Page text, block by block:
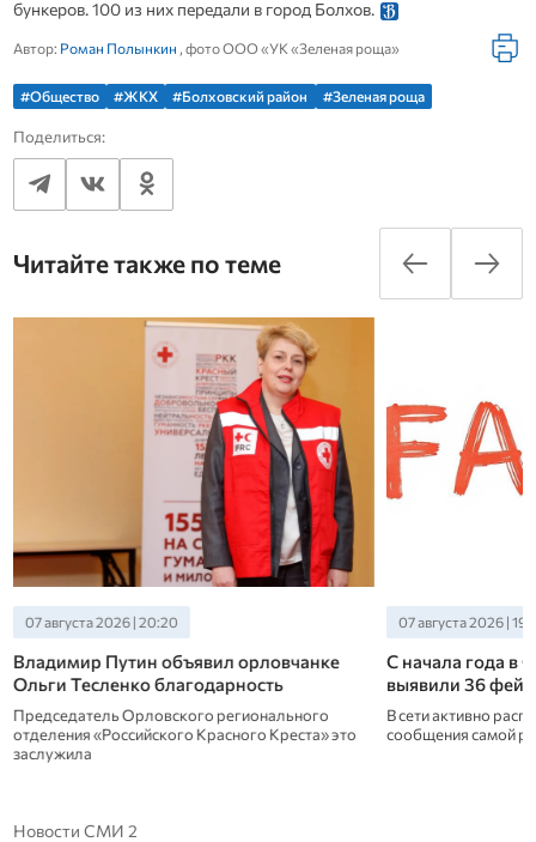
бункеров. 100 из них передали в город Болхов.
Автор: Роман Полынкин , фото ООО «УК «Зеленая роща»
#Общество #ЖКХ #Болховский район #Зеленая роща
Поделиться:
Читайте также по теме
07 августа 2026 | 19:40
С начала года в Орловской области
выявили 36 фейков
В сети активно распространяются лживые
сообщения самой разной направленности
07 августа 2026 |
В Орловской
максимальное
электроэнергии
Системный
Новости СМИ 2